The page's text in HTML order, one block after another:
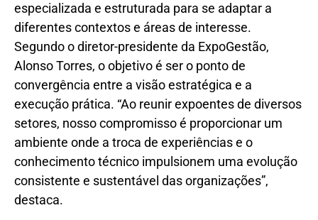
especializada e estruturada para se adaptar a
diferentes contextos e áreas de interesse.
Segundo o diretor-presidente da ExpoGestão,
Alonso Torres, o objetivo é ser o ponto de
convergência entre a visão estratégica e a
execução prática. “Ao reunir expoentes de diversos
setores, nosso compromisso é proporcionar um
ambiente onde a troca de experiências e o
conhecimento técnico impulsionem uma evolução
consistente e sustentável das organizações”,
destaca.